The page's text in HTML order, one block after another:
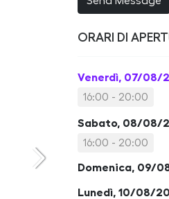
ORARI DI
Venerdì, 07/08/
16:00 - 20:00
Sabato, 08/08/
16:00 - 20:00
Domenica, 09/
Lunedì, 10/08/